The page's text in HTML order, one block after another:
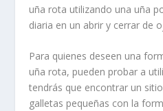
uña rota utilizando una uña
diaria en un abrir y cerrar de
Para quienes deseen una
uña rota, pueden probar a
tendrás que encontrar un
galletas pequeñas con la